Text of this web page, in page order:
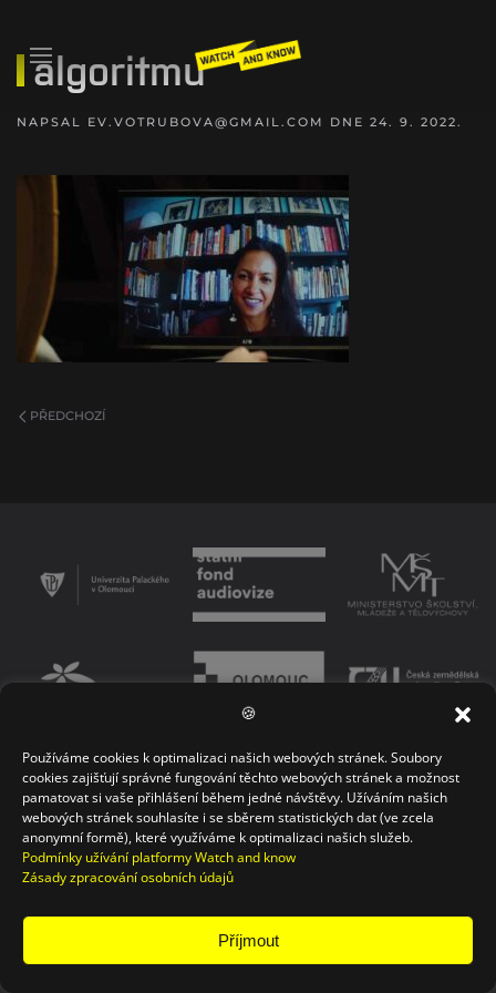
🍪
Používáme cookies k optimalizaci našich webových stránek. Soubory
cookies zajišťují správné fungování těchto webových stránek a možnost
pamatovat si vaše přihlášení během jedné návštěvy. Užíváním našich
webových stránek souhlasíte i se sběrem statistických dat (ve zcela
anonymní formě), které využíváme k optimalizaci našich služeb.
Podmínky užívání platformy Watch and know
Zásady zpracování osobních údajů
Příjmout
algoritmu
NAPSAL EV.VOTRUBOVA@GMAIL.COM DNE 24. 9. 2022.
PŘEDCHOZÍ
PODMÍNKY UŽÍVÁNÍ PLATFORMY ZÁSADY OCHRANY OSOBNÍCH ÚDAJŮ
KONTAKT